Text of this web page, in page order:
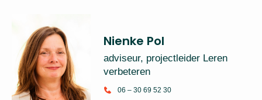
Nienke Pol
adviseur, projectleider Leren
verbeteren
06 – 30 69 52 30